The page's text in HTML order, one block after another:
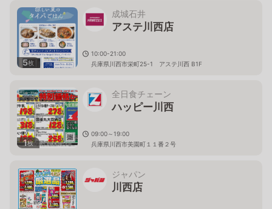
5枚
成城石井
アステ川西店
10:00-21:00
兵庫県川西市栄町25-1 アステ川西 B1F
1枚
全日食チェーン
ハッピー川西
09:00～19:00
兵庫県川西市美園町１１番２号
ジャパン
川西店